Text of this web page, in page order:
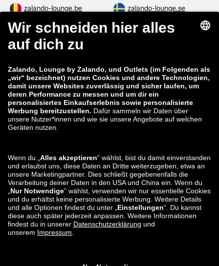
zalando-lounge.be zalando-lounge.se
zalando-lounge.fi zalando-lounge.dk
zalando-lounge.co.uk
zalando-prive.es zalando-lounge.cz
zalando-lounge.lt zalando-lounge.sk
zalando-lounge.ro zalando-lounge.hr
zalando-lounge.lu zalando-lounge.ee
zalando-lounge.lv zalando-lounge.no
Sie finden uns
auch bei